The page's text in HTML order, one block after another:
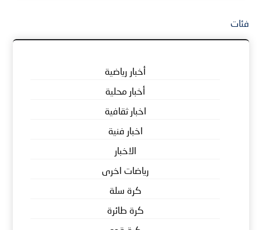
فئات
أخبار رياضية
أخبار محلية
اخبار ثقافية
اخبار فنية
الاخبار
رياضات اخرى
كرة سلة
كرة طائرة